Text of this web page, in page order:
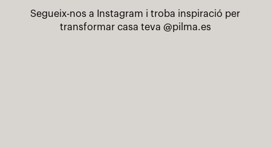
Segueix-nos a Instagram i troba inspiració per
transformar casa teva @pilma.es